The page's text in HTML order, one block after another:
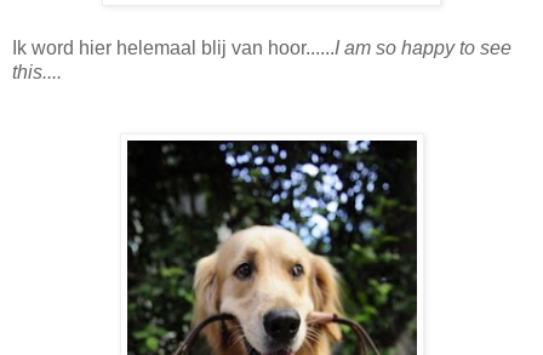
Ik word hier helemaal blij van hoor......I am so happy to see
this....